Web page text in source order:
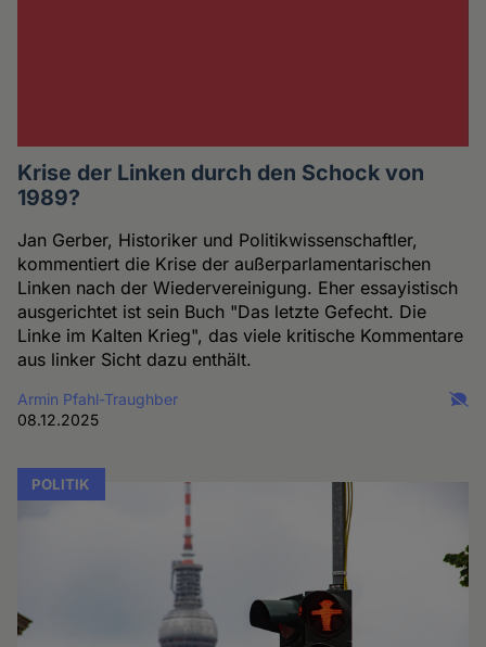
Krise der Linken durch den Schock von
1989?
Jan Gerber, Historiker und Politikwissenschaftler,
kommentiert die Krise der außerparlamentarischen
Linken nach der Wiedervereinigung. Eher essayistisch
ausgerichtet ist sein Buch "Das letzte Gefecht. Die
Linke im Kalten Krieg", das viele kritische Kommentare
aus linker Sicht dazu enthält.
Armin Pfahl-Traughber
08.12.2025
POLITIK